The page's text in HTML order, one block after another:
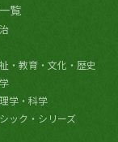
覧
・教育・文化・歴史
学・科学
ック・シリーズ